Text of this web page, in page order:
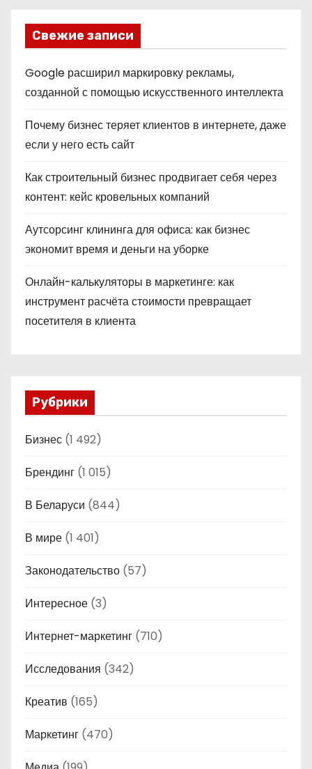
Свежие записи
Google расширил маркировку рекламы,
созданной с помощью искусственного интеллекта
Почему бизнес теряет клиентов в интернете, даже
если у него есть сайт
Как строительный бизнес продвигает себя через
контент: кейс кровельных компаний
Аутсорсинг клининга для офиса: как бизнес
экономит время и деньги на уборке
Онлайн-калькуляторы в маркетинге: как
инструмент расчёта стоимости превращает
посетителя в клиента
Рубрики
Бизнес (1 492)
Брендинг (1 015)
В Беларуси (844)
В мире (1 401)
Законодательство (57)
Интересное (3)
Интернет-маркетинг (710)
Исследования (342)
Креатив (165)
Маркетинг (470)